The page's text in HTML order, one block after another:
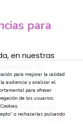
para
en nuestras
y
en el
, Cáceres.
para mejorar la calidad
audiencia y analizar el
para ofrecer
de los usuarios.
o rechazarlas pulsando